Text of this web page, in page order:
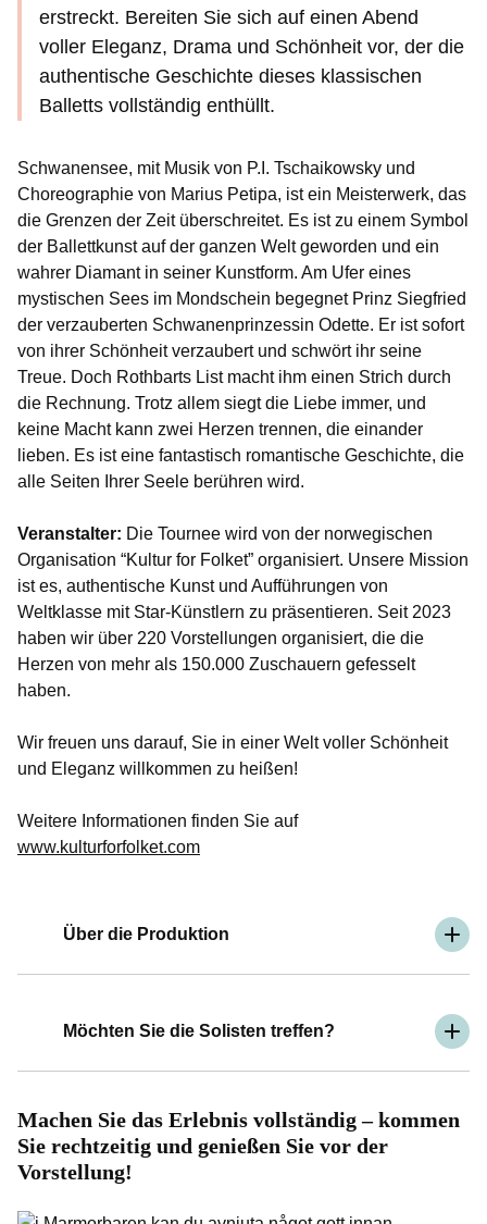
erstreckt. Bereiten Sie sich auf einen Abend
voller Eleganz, Drama und Schönheit vor, der die
authentische Geschichte dieses klassischen
Balletts vollständig enthüllt.
Schwanensee, mit Musik von P.I. Tschaikowsky und
Choreographie von Marius Petipa, ist ein Meisterwerk, das
die Grenzen der Zeit überschreitet. Es ist zu einem Symbol
der Ballettkunst auf der ganzen Welt geworden und ein
wahrer Diamant in seiner Kunstform. Am Ufer eines
mystischen Sees im Mondschein begegnet Prinz Siegfried
der verzauberten Schwanenprinzessin Odette. Er ist sofort
von ihrer Schönheit verzaubert und schwört ihr seine
Treue. Doch Rothbarts List macht ihm einen Strich durch
die Rechnung. Trotz allem siegt die Liebe immer, und
keine Macht kann zwei Herzen trennen, die einander
lieben. Es ist eine fantastisch romantische Geschichte, die
alle Seiten Ihrer Seele berühren wird.
Veranstalter: Die Tournee wird von der norwegischen
Organisation “Kultur for Folket” organisiert. Unsere Mission
ist es, authentische Kunst und Aufführungen von
Weltklasse mit Star-Künstlern zu präsentieren. Seit 2023
haben wir über 220 Vorstellungen organisiert, die die
Herzen von mehr als 150.000 Zuschauern gefesselt
haben.
Wir freuen uns darauf, Sie in einer Welt voller Schönheit
und Eleganz willkommen zu heißen!
Weitere Informationen finden Sie auf
www.kulturforfolket.com
Über die Produktion
Möchten Sie die Solisten treffen?
Machen Sie das Erlebnis vollständig – kommen
Sie rechtzeitig und genießen Sie vor der
Vorstellung!